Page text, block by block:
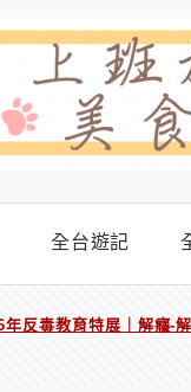
全台遊記
年反毒教育特展｜解癮-